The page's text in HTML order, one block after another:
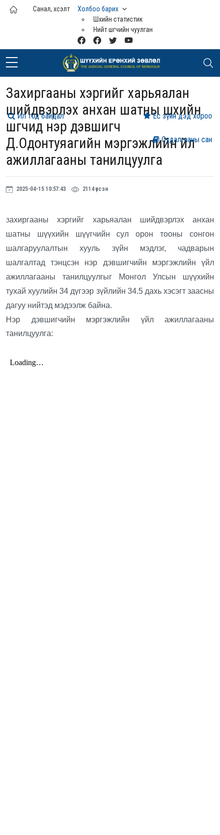
Үндсэн агуулга руу шилжих
Санал, хүсэлт
Холбоо барих
Шүүхийн статистик
Нийт шүүгчийн чуулган
Захиргааны хэргийг харьяалан
шийдвэрлэх анхан шатны шүүхийн
шүүгчид нэр дэвшигч
Д.Одонтуяагийн мэргэжлийн үйл
ажиллагааны танилцуулга
2025-04-15 10:57:43 2114 үзсэн
Захиргааны хэргийг харьяалан шийдвэрлэх анхан
шатны шүүхийн шүүгчийн сул орон тооны сонгон
шалгаруулалтын хууль зүйн мэдлэг, чадварын
шалгалтад тэнцсэн нэр дэвшигчийн мэргэжлийн үйл
ажиллагааны танилцуулгыг Монгол Улсын шүүхийн
тухай хуулийн 34 дүгээр зүйлийн 34.5 дахь хэсэгт заасны
дагуу нийтэд мэдээлж байна.
Нэр дэвшигчийн мэргэжлийн үйл ажиллагааны
танилцуулга:
Судалгааны сан
Ёс зүйн дэд хороо
Ил тод байдал